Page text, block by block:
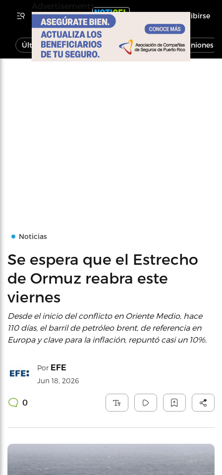
Inscribirse
Última Hora Noticias Economía Opiniones
Noticias
Se espera que el Estrecho
de Ormuz reabra este
viernes
Desde el inicio del conflicto en Oriente Medio, hace
110 días, el barril de petróleo brent, de referencia en
Europa y clave para la inflación, repuntó casi un 10%.
Por EFE
Jun 18, 2026
0
Advertisements